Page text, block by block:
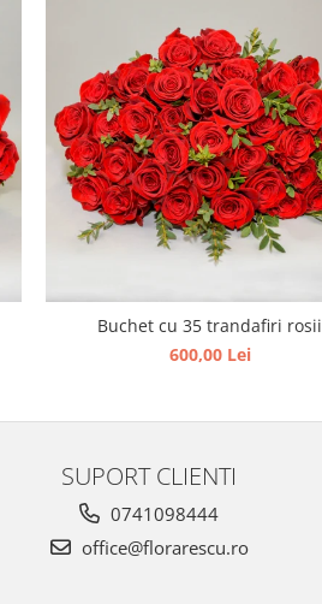
Buchet cu 35 trandafiri rosii
600,00 Lei
SUPORT CLIENTI
0741098444
office@florarescu.ro